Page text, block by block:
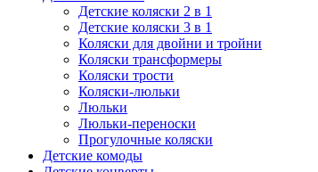
Детские коляски 2 в 1
Детские коляски 3 в 1
Коляски для двойни и тройни
Коляски трансформеры
Коляски трости
Коляски-люльки
Люльки
Люльки-переноски
Прогулочные коляски
Детские комоды